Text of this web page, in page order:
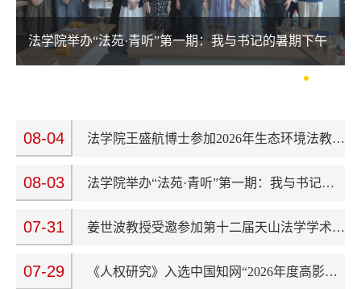
08-04 法学院王盛航博士参加2026年生态环境法教学论坛暨第二届生态环境法教学与人才培养研讨会
08-03 法学院举办“法苑·青听”第一期：我与书记的暑期下午茶
07-31 姜世波教授受邀参加第十二届天山法学学术研讨会
07-29 《人权研究》入选中国知网“2026年度高影响力学术辑刊”